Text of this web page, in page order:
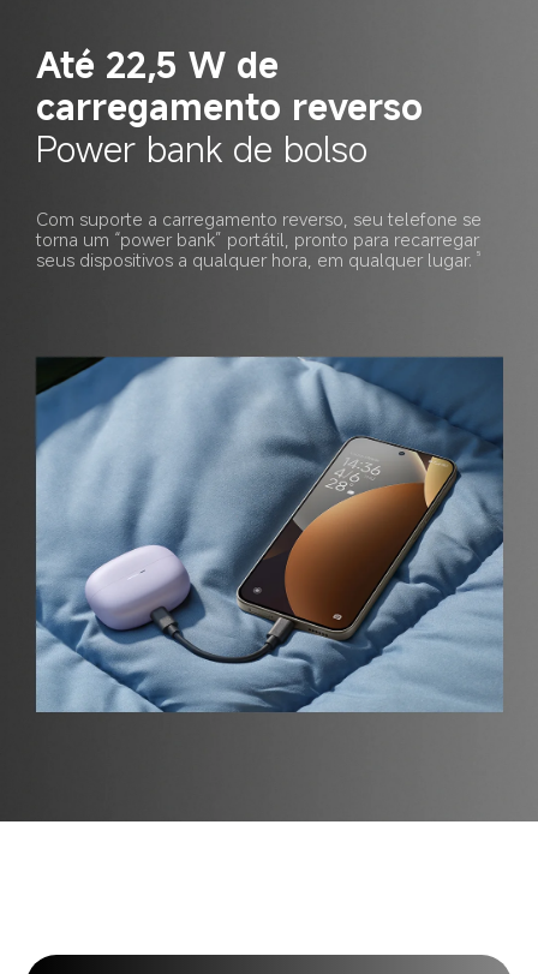
Até 22,5 W de
carregamento reverso
Power bank de bolso
Com suporte a carregamento reverso, seu telefone se
torna um “power bank” portátil, pronto para recarregar
seus dispositivos a qualquer hora, em qualquer lugar.
5